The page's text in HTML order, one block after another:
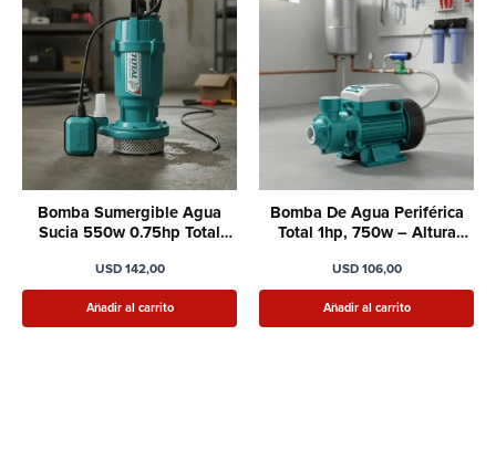
Bomba Sumergible Agua
Sucia 550w 0.75hp Total
USD142,00
Añadir al carrito
Bomba De Agua Periférica
Total 1hp, 750w – Altura
USD106,00
Añadir al carrito